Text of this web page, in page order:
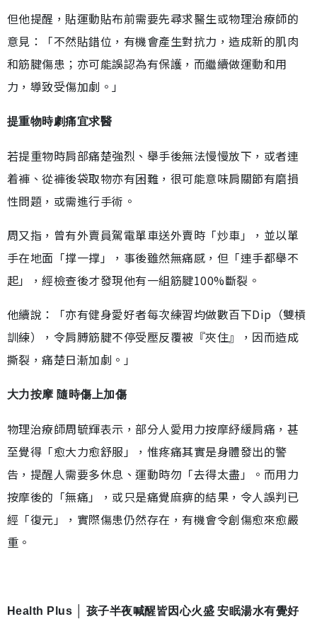
但他提醒，貼運動貼布前需要先尋求醫生或物理治療師的
意見：「不然貼錯位，有機會產生對抗力，造成新的肌肉
和筋腱傷患；亦可能誤認為有保護，而繼續做運動和用
力，導致受傷加劇。」
提重物時劇痛宜求醫
若提重物時肩部痛楚強烈、舉手後無法慢慢放下，或者連
着褲、從褲後袋取物亦有困難，很可能意味肩關節有磨損
性問題，或需進行手術。
周又指，曾有外賣員駕電單車送外賣時「炒車」，並以單
手在地面「撑一撑」，事後雖然無痛感，但「連手都舉不
起」，經檢查後才發現他有一組筋腱100%斷裂。
他續說：「亦有健身愛好者每次練習均做數百下Dip（雙槓
訓練），令肩膊筋腱不停受壓反覆被『夾住』，因而造成
撕裂，痛楚日漸加劇。」
大力按摩 隨時傷上加傷
物理治療師周毓輝表示，部分人愛用力按摩紓緩肩痛，甚
至覺得「愈大力愈舒服」，惟疼痛其實是身體發出的警
告，提醒人需要多休息、運動時勿「去得太盡」。而用力
按摩後的「無痛」，或只是痛覺麻痹的結果，令人誤判已
經「復元」，實際傷患仍然存在，有機會令創傷愈來愈嚴
重。
Health Plus │ 孩子半夜喊醒皆因心火盛 安眠湯水有覺好